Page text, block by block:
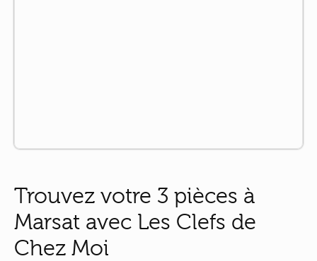
Trouvez votre 3 pièces à
Marsat avec Les Clefs de
Chez Moi